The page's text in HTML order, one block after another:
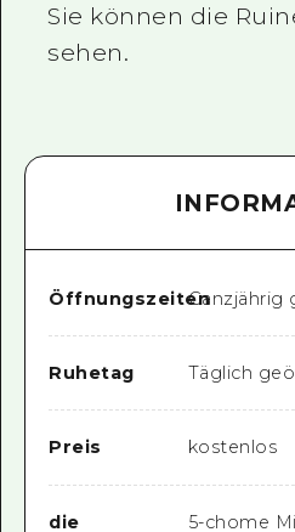
Sie können die
sehen.
ÖffnungszeitenGanzjährig
Ruhetag Täglich
Preis kostenlos
die
5-chome